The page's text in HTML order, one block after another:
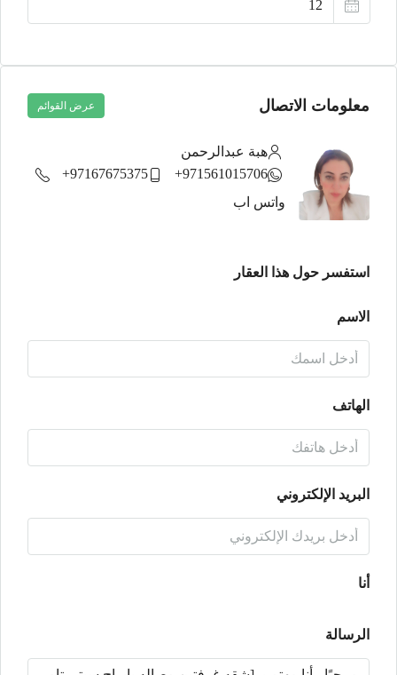
معلومات الاتصال عرض القوائم
هبة عبدالرحمن
97167675375+
971561015706+
واتس اب
استفسر حول هذا العقار
الاسم
الهاتف
البريد الإلكتروني
أنا
الرسالة